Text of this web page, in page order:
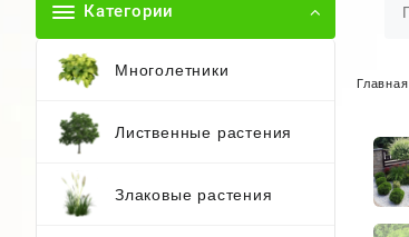
Категории
Многолетники
Лиственные растения
Злаковые растения
Главная